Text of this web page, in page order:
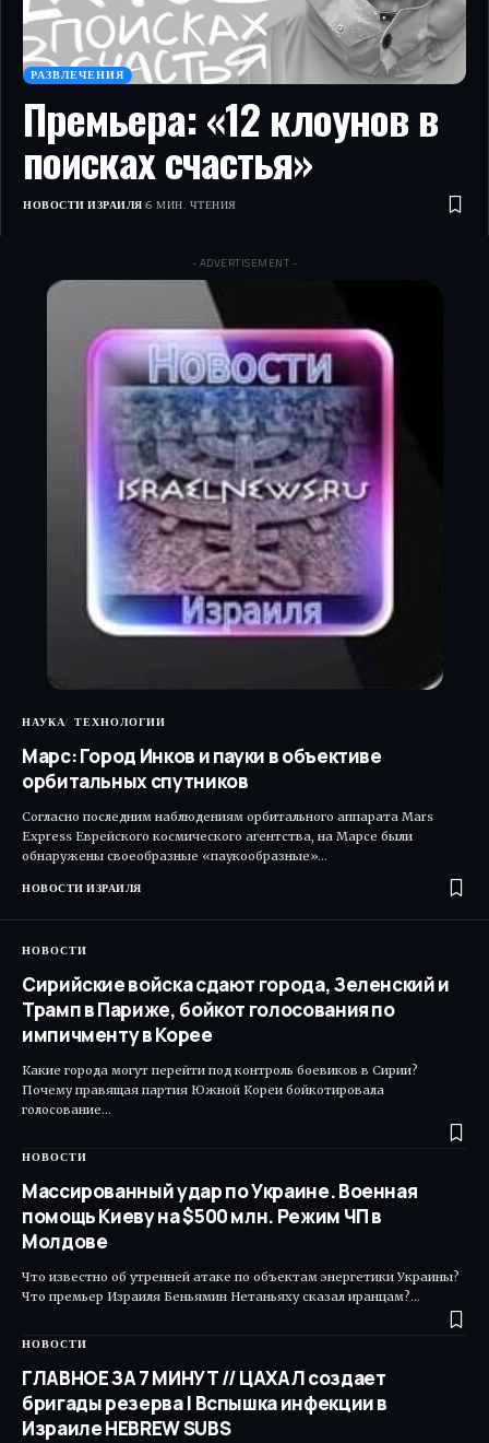
РАЗВЛЕЧЕНИЯ
Премьера: «12 клоунов в
поисках счастья»
НОВОСТИ ИЗРАИЛЯ 6 МИН. ЧТЕНИЯ
- ADVERTISEMENT -
НАУКА ТЕХНОЛОГИИ
Марс: Город Инков и пауки в объективе
орбитальных спутников
Согласно последним наблюдениям орбитального аппарата Mars
Express Еврейского космического агентства, на Марсе были
обнаружены своеобразные «паукообразные»…
НОВОСТИ ИЗРАИЛЯ
НОВОСТИ
Сирийские войска сдают города, Зеленский и
Трамп в Париже, бойкот голосования по
импичменту в Корее
Какие города могут перейти под контроль боевиков в Сирии?
Почему правящая партия Южной Кореи бойкотировала
голосование…
НОВОСТИ
Массированный удар по Украине. Военная
помощь Киеву на $500 млн. Режим ЧП в
Молдове
Что известно об утренней атаке по объектам энергетики Украины?
Что премьер Израиля Беньямин Нетаньяху сказал иранцам?…
НОВОСТИ
ГЛАВНОЕ ЗА 7 МИНУТ // ЦАХАЛ создает
бригады резерва | Вспышка инфекции в
Израиле HEBREW SUBS